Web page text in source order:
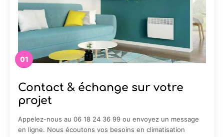
01
Contact & échange sur votre
projet
Appelez-nous au 06 18 24 36 99 ou envoyez un message
en ligne. Nous écoutons vos besoins en climatisation